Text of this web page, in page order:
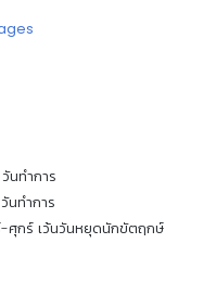
นทำการ
นทำการ
-ศุกร์ เว้นวันหยุดนักขัตฤกษ์